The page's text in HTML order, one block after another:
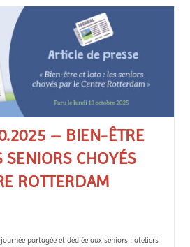
– BIEN-ÊTRE
SENIORS CHOYÉS
ROTTERDAM
partagée et dédiée aux seniors : ateliers